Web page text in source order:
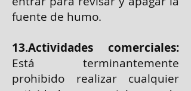
fuente de humo.
13.Actividades comerciales:
Está terminantemente
prohibido realizar cualquier